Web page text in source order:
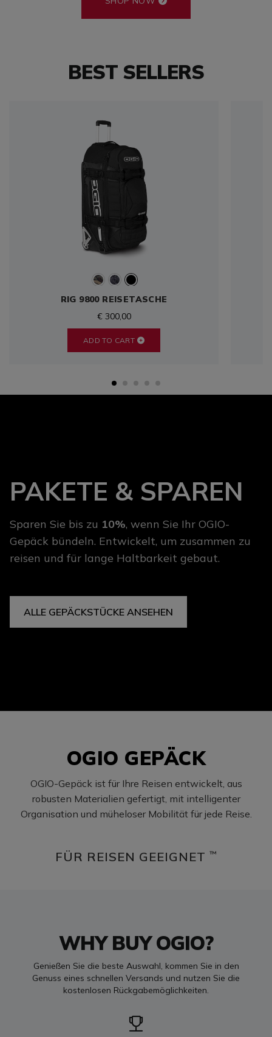
BEST SELLERS
RIG 9800 REISETASCHE
€ 300,00
ADD TO CART
PAKETE & SPAREN
Sparen Sie bis zu 10%, wenn Sie Ihr OGIO-
Gepäck bündeln. Entwickelt, um zusammen zu
reisen und für lange Haltbarkeit gebaut.
ALLE GEPÄCKSTÜCKE ANSEHEN
OGIO GEPÄCK
OGIO-Gepäck ist für Ihre Reisen entwickelt, aus
robusten Materialien gefertigt, mit intelligenter
Organisation und müheloser Mobilität für jede Reise.
FÜR REISEN GEEIGNET ™
WHY BUY OGIO?
Genießen Sie die beste Auswahl, kommen Sie in den
Genuss eines schnellen Versands und nutzen Sie die
kostenlosen Rückgabemöglichkeiten.